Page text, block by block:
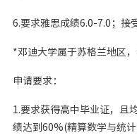
6.要求雅思成绩6.0-7.0；接
*邓迪大学属于苏格兰地区
申请要求：
1.要求获得高中毕业证，且
绩达到60%(精算数学与统